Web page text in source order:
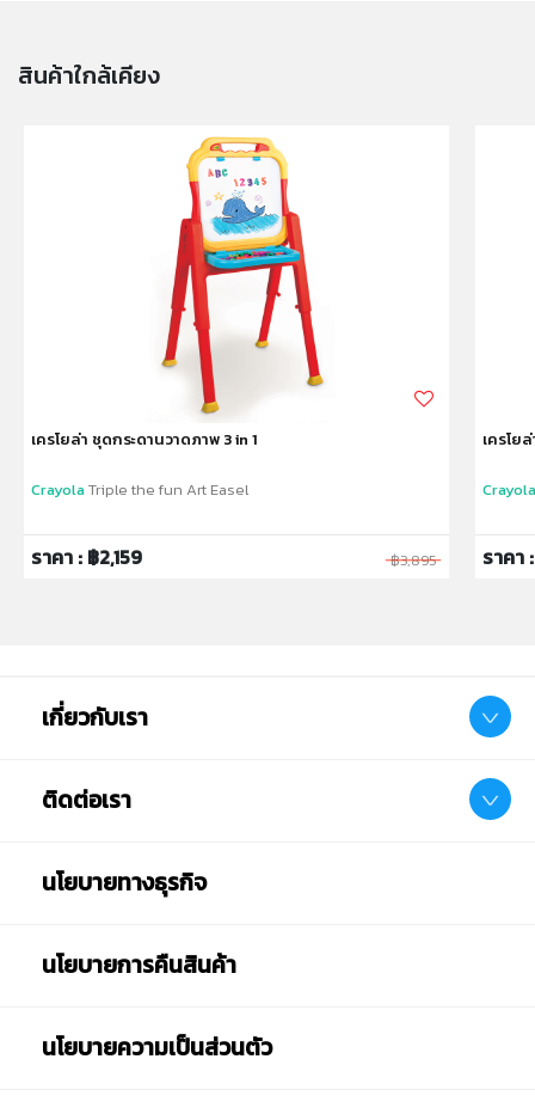
คำเตือน/ข้อห้าม:
งานในการดูแลของผู้ปกครอง หรือผู้เชี่ยวชาญ ไม่นำเข้าจมูก
สินค้าใกล้เคียง
เครโยล่า ชุดกระดานวาดภาพ 3 in 1
CrayolaTriple the fun Art Easel
ราคา : ฿2,159 ฿3,895
เครโย
ราคา
เกี่ยวกับเรา
ติดต่อเรา
นโยบายทางธุรกิจ
นโยบายการคืนสินค้า
นโยบายความเป็นส่วนตัว